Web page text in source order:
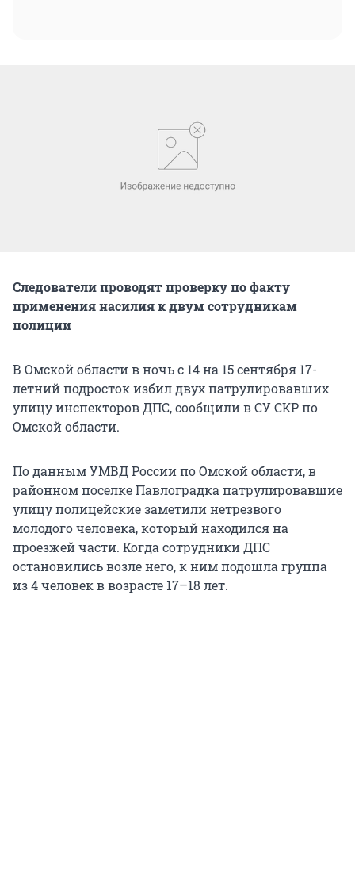
Следователи проводят проверку по факту
применения насилия к двум сотрудникам
полиции
В Омской области в ночь с 14 на 15 сентября 17-
летний подросток избил двух патрулировавших
улицу инспекторов ДПС, сообщили в СУ СКР по
Омской области.
По данным УМВД России по Омской области, в
районном поселке Павлоградка патрулировавшие
улицу полицейские заметили нетрезвого
молодого человека, который находился на
проезжей части. Когда сотрудники ДПС
остановились возле него, к ним подошла группа
из 4 человек в возрасте 17–18 лет.